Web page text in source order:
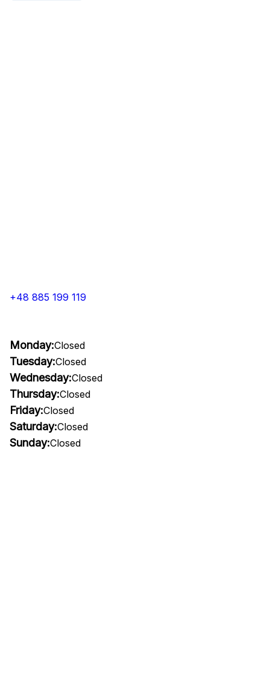
+48 885 199 119
Monday:Closed
Tuesday:Closed
Wednesday:Closed
Thursday:Closed
Friday:Closed
Saturday:Closed
Sunday:Closed